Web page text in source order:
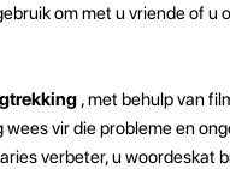
om met u vriende of u
, met behulp van
wees vir die probleme en
verbeter, u woordeskat